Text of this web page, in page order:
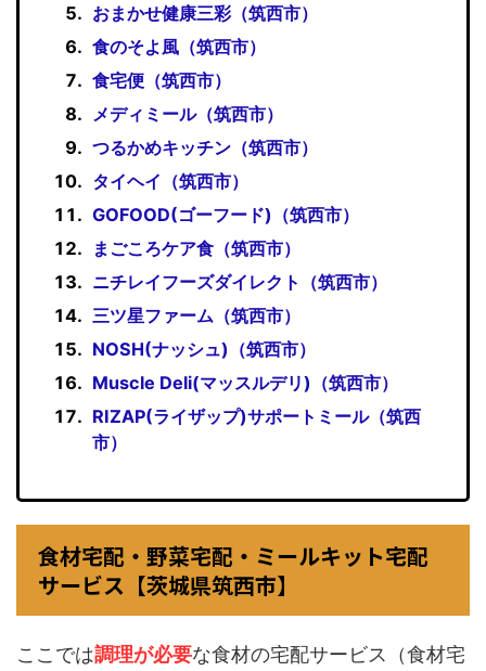
おまかせ健康三彩（筑西市）
食のそよ風（筑西市）
食宅便（筑西市）
メディミール（筑西市）
つるかめキッチン（筑西市）
タイヘイ（筑西市）
GOFOOD(ゴーフード)（筑西市）
まごころケア食（筑西市）
ニチレイフーズダイレクト（筑西市）
三ツ星ファーム（筑西市）
NOSH(ナッシュ)（筑西市）
Muscle Deli(マッスルデリ)（筑西市）
RIZAP(ライザップ)サポートミール（筑西
市）
食材宅配・野菜宅配・ミールキット宅配
サービス【茨城県筑西市】
ここでは調理が必要な食材の宅配サービス（食材宅